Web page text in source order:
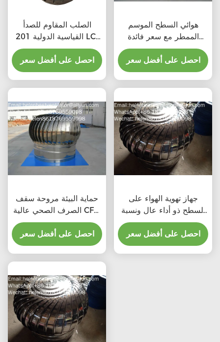
الصلب المقاوم للصدأ
القياسية الدولية 201 LC-
BEST 500mm حجم
التوربينات الهوائية التي
تدفعها الرياح للطابق التهوية
احصل على أفضل سعر
هوائي السطح الموسم
الممطر مع سعر فائدة
المواد
احصل على أفضل سعر
حماية البيئة مروحة سقف
الصرف الصحي عالية CFM
مع المهنية
احصل على أفضل سعر
جهاز تهوية الهواء على
السطح ذو أداء عال ونسبة
تكلفة عالية للمنتج المهني
احصل على أفضل سعر